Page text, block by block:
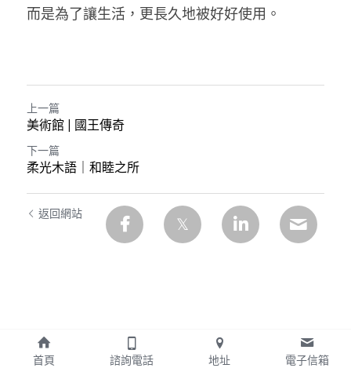
而是為了讓生活，更長久地被好好使用。
上一篇
美術館 | 國王傳奇
下一篇
柔光木語｜和睦之所
返回網站
首頁 諮詢電話 地址 電子信箱